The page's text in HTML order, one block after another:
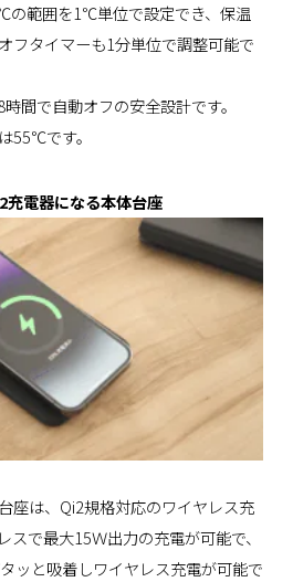
の範囲を1℃単位で設定でき、保温
フタイマーも1分単位で調整可能で
間で自動オフの安全設計です。
55℃です。
電器になる本体台座
座は、Qi2規格対応のワイヤレス充
スで最大15Ｗ出力の充電が可能で、
ッと吸着しワイヤレス充電が可能で